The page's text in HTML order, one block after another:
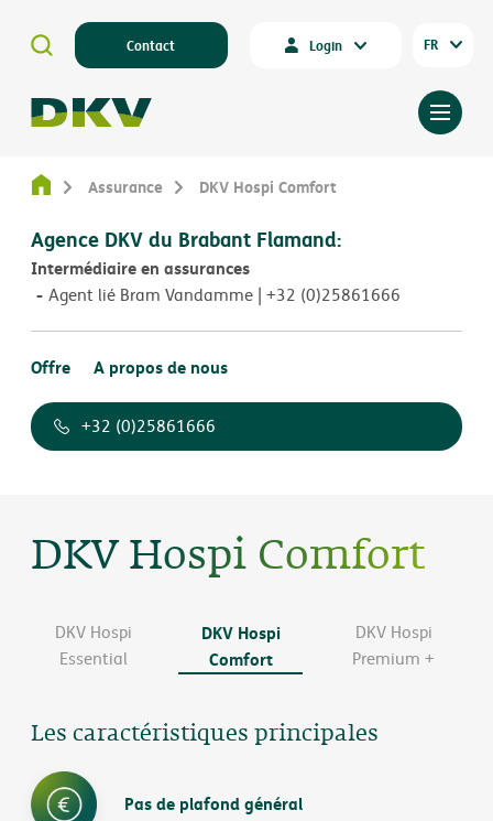
Contact Login FR
Agence DKV du Brabant Flamand:
Intermédiaire en assurances
Agent lié Bram Vandamme | +32 (0)25861666
Offre A propos de nous
+32 (0)25861666
DKV Hospi Comfort
Assurance DKV Hospi Comfort
DKV Hospi
Essential
DKV Hospi
Comfort
DKV Hospi
Premium +
Les caractéristiques principales
Pas de plafond général